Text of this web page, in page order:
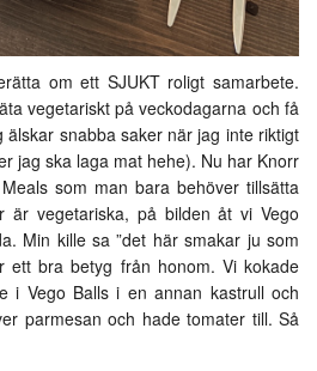
om ett SJUKT roligt samarbete.
vegetariskt på veckodagarna och få
snabba saker när jag inte riktigt
jag ska laga mat hehe). Nu har Knorr
som man bara behöver tillsätta
är vegetariska, på bilden åt vi Vego
Min kille sa ”det här smakar ju som
ett bra betyg från honom. Vi kokade
i Vego Balls i en annan kastrull och
parmesan och hade tomater till. Så